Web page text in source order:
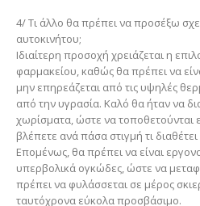
4/ Τι άλλο θα πρέπει να προσέξω
αυτοκινήτου;
Ιδιαίτερη προσοχή χρειάζεται η
φαρμακείου, καθώς θα πρέπει να
μην επηρεάζεται από τις υψηλές
από την υγρασία. Καλό θα ήταν να
χωρίσματα, ώστε να τοποθετούνται
βλέπετε ανά πάσα στιγμή τι
Επομένως, θα πρέπει να είναι
υπερβολικά ογκώδες, ώστε να
πρέπει να φυλάσσεται σε μέρος
ταυτόχρονα εύκολα προσβάσιμο.